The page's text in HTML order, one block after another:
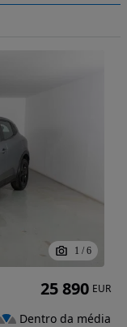
1 / 6
25 890 EUR
Dentro da média